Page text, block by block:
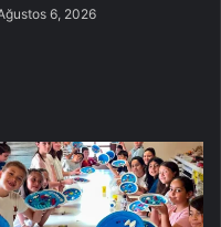
6, 2026